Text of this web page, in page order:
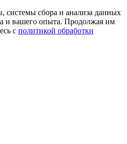
сбора и анализа данных
и вашего опыта. Продолжая им
с политикой обработки